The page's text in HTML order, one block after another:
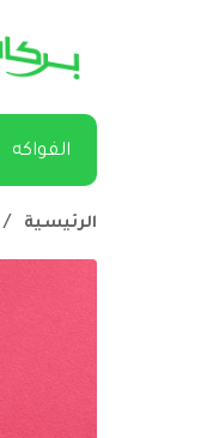
الفواكه
الرئيسية /